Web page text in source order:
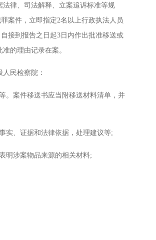
律、司法解释、立案追诉标准等规
案件，立即指定2名以上行政执法人员
接到报告之日起3日内作出批准移送或
的理由记录在案。
民检察院：
案件移送书应当附移送材料清单，并
、证据和法律依据，处理建议等;
明涉案物品来源的相关材料;